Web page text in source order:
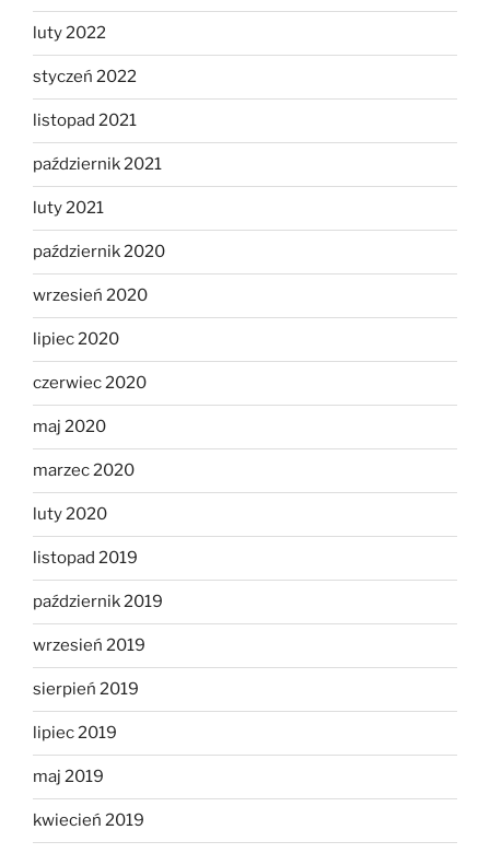
luty 2022
styczeń 2022
listopad 2021
październik 2021
luty 2021
październik 2020
wrzesień 2020
lipiec 2020
czerwiec 2020
maj 2020
marzec 2020
luty 2020
listopad 2019
październik 2019
wrzesień 2019
sierpień 2019
lipiec 2019
maj 2019
kwiecień 2019